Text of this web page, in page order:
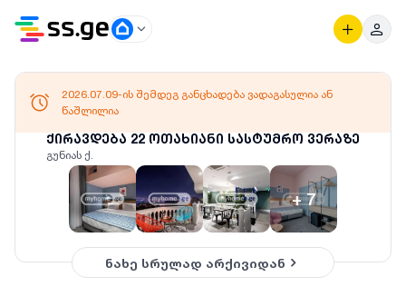
ქირავდება 22 ოთახიანი სასტუმრო ვერაზე
გუნიას ქ.
+7
2026.07.09-ის შემდეგ განცხადება ვადაგასულია ან
წაშლილია
ნახე სრულად არქივიდან